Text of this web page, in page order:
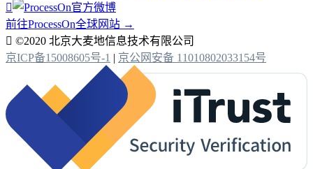

前往ProcessOn全球网站 →
 ©2020 北京大麦地信息技术有限公司
京ICP备15008605号-1 | 京公网安备 11010802033154号